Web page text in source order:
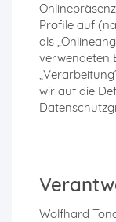
Profile auf
als
verwendeten
wir auf die
Wolfhard